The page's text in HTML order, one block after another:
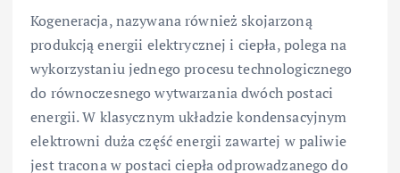
Kogeneracja, nazywana również skojarzoną
produkcją energii elektrycznej i ciepła, polega na
wykorzystaniu jednego procesu technologicznego
do równoczesnego wytwarzania dwóch postaci
energii. W klasycznym układzie kondensacyjnym
elektrowni duża część energii zawartej w paliwie
jest tracona w postaci ciepła odprowadzanego do